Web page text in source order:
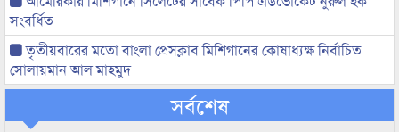
সংবর্ধিত
তৃতীয়বারের মতো বাংলা প্রেসক্লাব মিশিগানের কোষাধ্যক্ষ নির্বাচিত
সোলায়মান আল মাহমুদ
সর্বশেষ